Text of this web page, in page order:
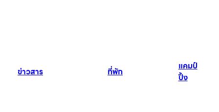
ข่าวสาร ที่พัก
แคมป์
ปิ้ง